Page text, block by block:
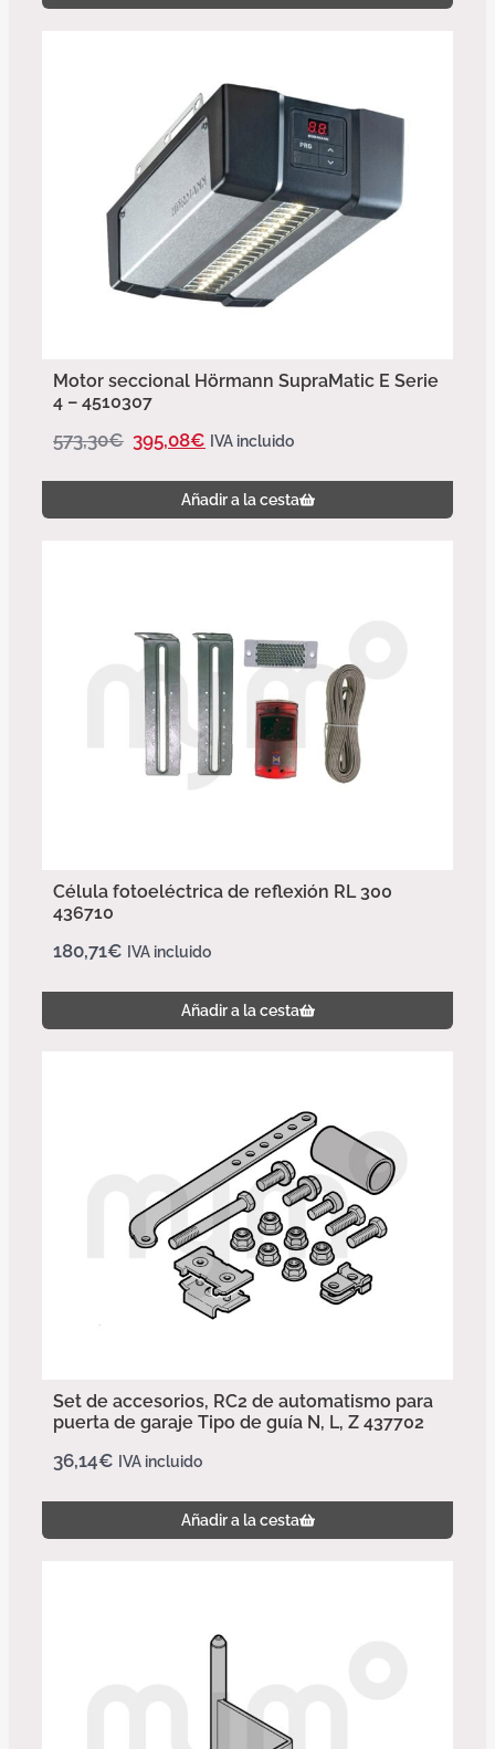
Motor seccional Hörmann SupraMatic E Serie
4 – 4510307
573,30€ 395,08€ IVA incluido
Añadir a la cesta
Célula fotoeléctrica de reflexión RL 300
436710
180,71€ IVA incluido
Añadir a la cesta
Set de accesorios, RC2 de automatismo para
puerta de garaje Tipo de guía N, L, Z 437702
36,14€ IVA incluido
Añadir a la cesta